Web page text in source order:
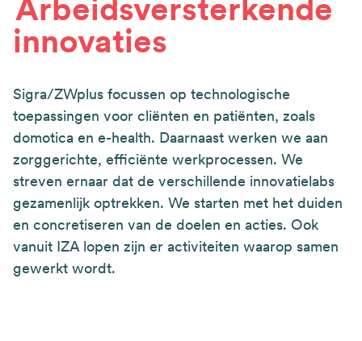
Arbeidsversterkende
innovaties
Sigra/ZWplus focussen op technologische
toepassingen voor cliënten en patiënten, zoals
domotica en e-health. Daarnaast werken we aan
zorggerichte, efficiënte werkprocessen. We
streven ernaar dat de verschillende innovatielabs
gezamenlijk optrekken. We starten met het duiden
en concretiseren van de doelen en acties. Ook
vanuit IZA lopen zijn er activiteiten waarop samen
gewerkt wordt.